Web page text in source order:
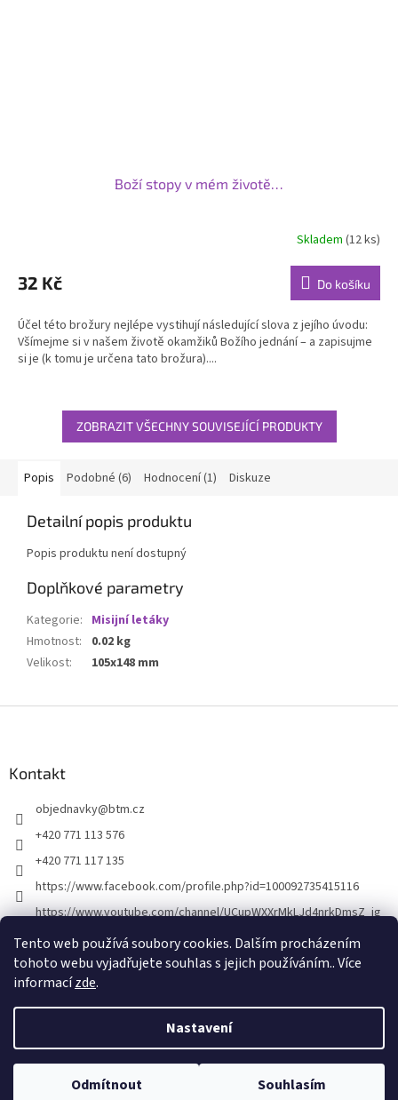
Tento web používá soubory cookies. Dalším procházením
tohoto webu vyjadřujete souhlas s jejich používáním.. Více
informacízde.
Nastavení
Odmítnout Souhlasím
Boží stopy v mém životě…
Skladem (12 ks)
32 Kč Do košíku
Účel této brožury nejlépe vystihují následující slova z jejího úvodu:
Všímejme si v našem životě okamžiků Božího jednání – a zapisujme
si je (k tomu je určena tato brožura)....
ZOBRAZIT VŠECHNY SOUVISEJÍCÍ PRODUKTY
Popis Podobné (6) Hodnocení (1) Diskuze
Detailní popis produktu
Popis produktu není dostupný
Doplňkové parametry
Kategorie: Misijní letáky
Hmotnost:
0.02 kg
Velikost: 105x148 mm
Kontakt
objednavky@btm.cz
+420 771 113 576
+420 771 117 135
https://www.facebook.com/profile.php?id=100092735415116
https://www.youtube.com/channel/UCupWXXrMkLJd4nrkDmsZ_ig
Vytvořil Shoptet
Copyright 2026 . Všechna práva vyhrazena.